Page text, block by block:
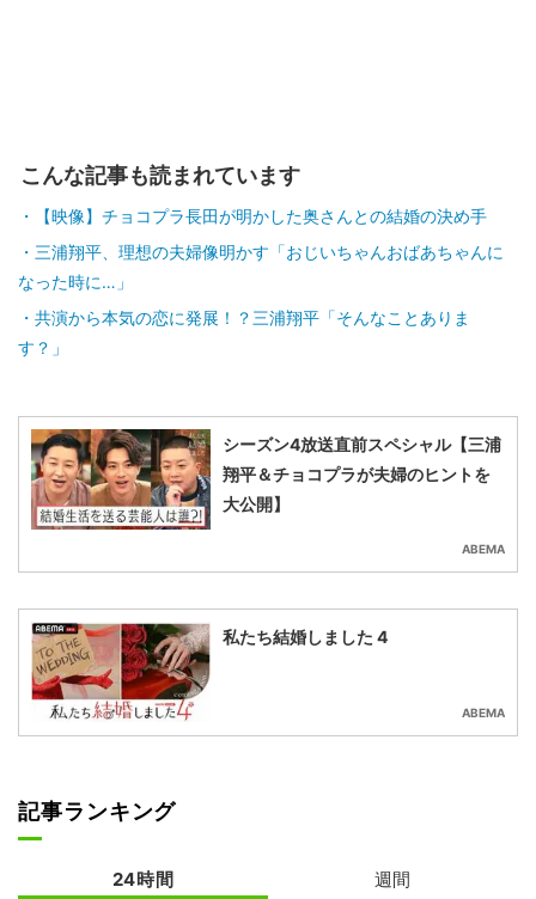
こんな記事も読まれています
【映像】チョコプラ長田が明かした奥さんとの結婚の決め手
三浦翔平、理想の夫婦像明かす「おじいちゃんおばあちゃんに
なった時に…」
共演から本気の恋に発展！？三浦翔平「そんなことありま
す？」
シーズン4放送直前スペシャル【三浦
翔平＆チョコプラが夫婦のヒントを
大公開】
ABEMA
私たち結婚しました 4
ABEMA
記事ランキング
24時間 週間